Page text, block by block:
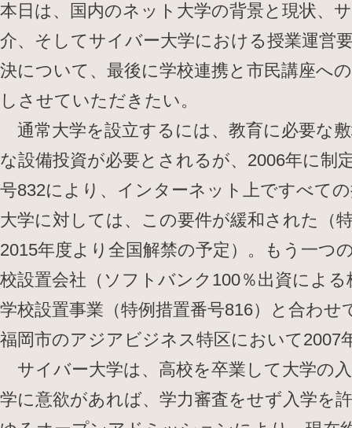
本日は、国内のネット大学の背景と現状、
介、そしてサイバー大学における授業運営
決について、最後に学校連携と市民講座へ
しさせていただきたい。
通常大学を設立するには、教育に必要な
な設備投資が必要とされるが、2006年に制
号832により、インターネット上ですべて
大学に対しては、この要件が緩和された（
2015年度より全国解禁の予定）。もう一つ
校設置会社（ソフトバンク100％出資によ
学校設置事業（特例措置番号816）と合わせ
福岡市のアジアビジネス特区において2007
サイバー大学は、高校を卒業して大学の
学に意欲があれば、学力審査をせず入学を